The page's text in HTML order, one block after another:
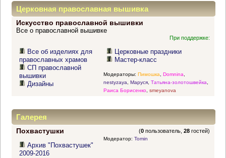
Церковная православная вышивка
Искусство православной вышивки
Все о православной вышивке
При поддержке:
Все об изделиях для
православных храмов
СП православной
вышивки
Дизайны
Церковные праздники
Мастер-класс
Модераторы: Пимошка Domnina
nestyzaya
Маруся, Татьяна-золотошвейка
Раиса Борисенко, smeyanova
Галерея
Похвастушки (0 пользователь,28 гостей)
Архив "Похвастушек"
2009-2016
Модератор: Tomin